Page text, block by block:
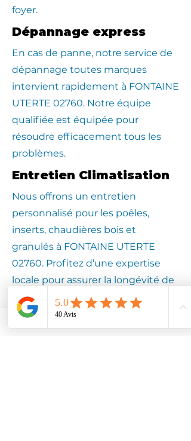
foyer.
Dépannage express
En cas de panne, notre service de
dépannage toutes marques
intervient rapidement à FONTAINE
UTERTE 02760. Notre équipe
qualifiée est équipée pour
résoudre efficacement tous les
problèmes.
Entretien Climatisation
Nous offrons un entretien
personnalisé pour les poêles,
inserts, chaudières bois et
granulés à FONTAINE UTERTE
02760. Profitez d’une expertise
locale pour assurer la longévité de
votre équipement.